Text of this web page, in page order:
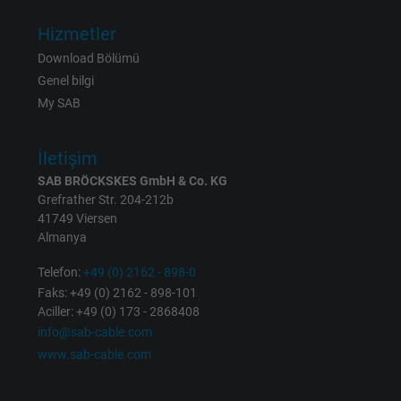
Vendor
Name
Expire 1 year
Used by Google DoubleClick to register and
report the user's actions on the website
Hizmetler
Download Bölümü
Genel bilgi
My SAB
İletişim
SAB BRÖCKSKES GmbH & Co. KG
Grefrather Str. 204-212b
41749 Viersen
Almanya
Telefon:+49 (0) 2162 - 898-0
Faks: +49 (0) 2162 - 898-101
Aciller: +49 (0) 173 - 2868408
info@sab-cable.com
www.sab-cable.com